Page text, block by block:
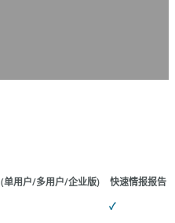
(单用户/多用户/企业版)
快速情报报告
✓